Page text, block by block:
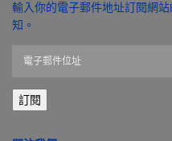
輸入你的電子郵件地址訂閱網
知。
郵
件訂閱